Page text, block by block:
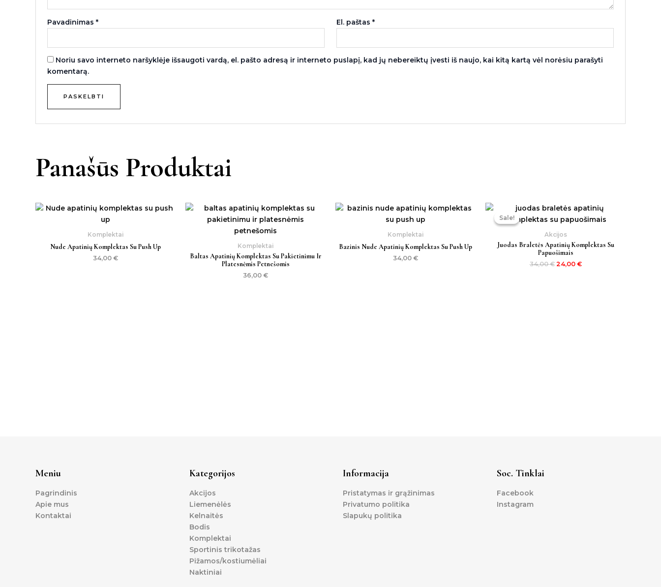
Pavadinimas* El. paštas *
Noriu savo interneto naršyklėje išsaugoti vardą, el. pašto adresą ir interneto puslapį, kad jų nebereiktų įvesti iš naujo, kai kitą kartą vėl norėsiu parašyti
komentarą.
Panašūs Produktai
Komplektai
Nude Apatinių Komplektas Su Push Up
34,00 €
Komplektai
Baltas Apatinių Komplektas Su Pakietinimu Ir
Platesnėmis Petnešomis
36,00 €
Komplektai
Bazinis Nude Apatinių Komplektas Su Push Up
34,00 €
Sale!
Sale!
Akcijos
Juodas Braletės Apatinių Komplektas Su
Papuošimais
34,00€
Original
was:
24,00 €
Current
is:
Meniu
Pagrindinis
Apie mus
Kontaktai
Kategorijos
Akcijos
Liemenėlės
Kelnaitės
Bodis
Komplektai
Sportinis trikotažas
Pižamos/kostiumėliai
Naktiniai
Informacija
Pristatymas ir grąžinimas
Privatumo politika
Slapukų politika
Soc. Tinklai
Facebook
Instagram